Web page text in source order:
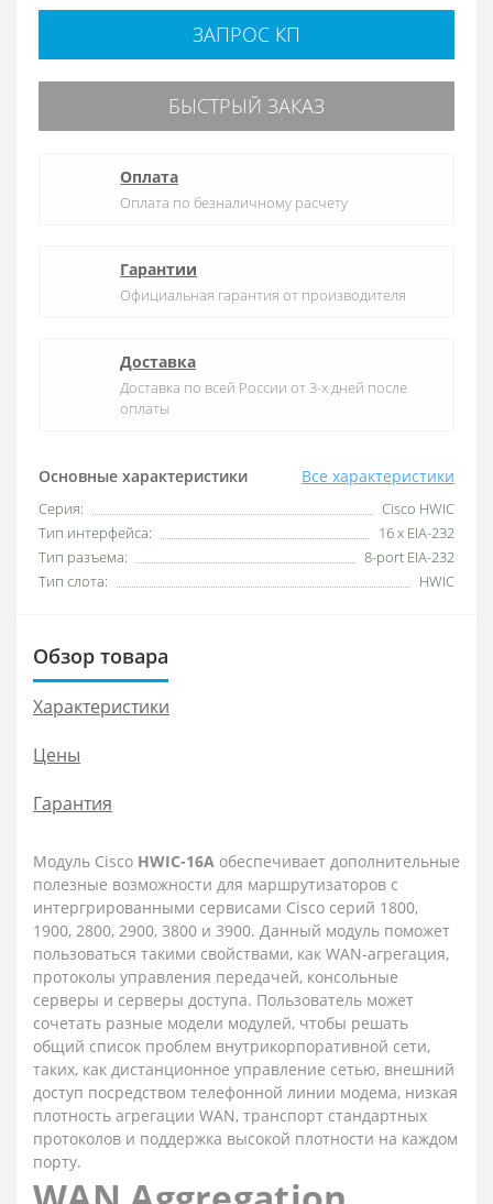
Основные характеристики Все характеристики
Серия:
Cisco HWIC
Тип интерфейса:
16 x EIA-232
Тип разъема:
8-port EIA-232
Тип слота:
HWIC
ЗАПРОС КП
БЫСТРЫЙ ЗАКАЗ
Оплата
Оплата по безналичному расчету
Гарантии
Официальная гарантия от производителя
Доставка
Доставка по всей России от 3-х дней после
оплаты
Обзор товара
Характеристики
Цены
Гарантия
Модуль Cisco HWIC-16A обеспечивает дополнительные
полезные возможности для маршрутизаторов с
интергрированными сервисами Cisco серий 1800,
1900, 2800, 2900, 3800 и 3900. Данный модуль поможет
пользоваться такими свойствами, как WAN-агрегация,
протоколы управления передачей, консольные
серверы и серверы доступа. Пользователь может
сочетать разные модели модулей, чтобы решать
общий список проблем внутрикорпоративной сети,
таких, как дистанционное управление сетью, внешний
доступ посредством телефонной линии модема, низкая
плотность агрегации WAN, транспорт стандартных
протоколов и поддержка высокой плотности на каждом
порту.